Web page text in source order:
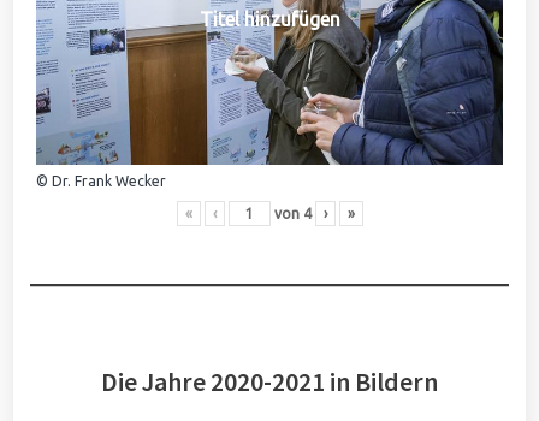
Titel hinzufügen
© Dr. Frank Wecker
« ‹ von 4 › »
Die Jahre 2020-2021 in Bildern